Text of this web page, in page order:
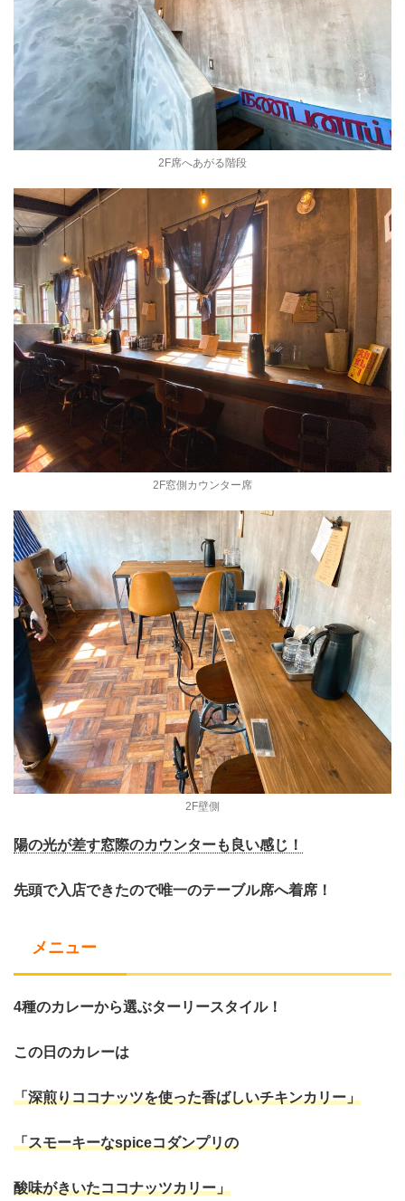
2F席へあがる階段
2F窓側カウンター席
2F壁側
陽の光が差す窓際のカウンターも良い感じ！
先頭で入店できたので唯一のテーブル席へ着席！
メニュー
4種のカレーから選ぶターリースタイル！
この日のカレーは
「深煎りココナッツを使った香ばしいチキンカリー」
「スモーキーなspiceコダンプリの
酸味がきいたココナッツカリー」